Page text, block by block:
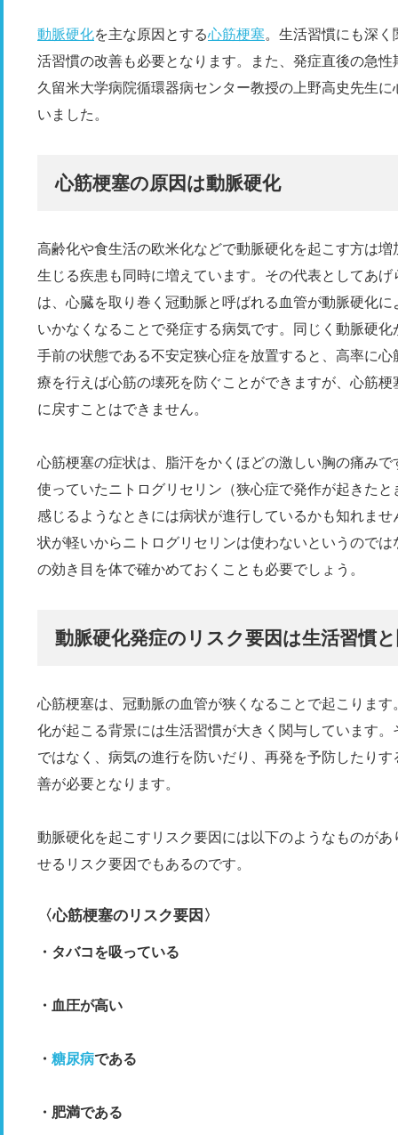
動脈硬化を主な原因とする心筋梗塞。生活習慣にも深
活習慣の改善も必要となります。また、発症直後の急
久留米大学病院循環器病センター教授の上野高史先生
いました。
心筋梗塞の原因は動脈硬化
高齢化や食生活の欧米化などで動脈硬化を起こす方は
生じる疾患も同時に増えています。その代表としてあげ
は、心臓を取り巻く冠動脈と呼ばれる血管が動脈硬化
いかなくなることで発症する病気です。同じく動脈硬
手前の状態である不安定狭心症を放置すると、高率に
療を行えば心筋の壊死を防ぐことができますが、心筋
に戻すことはできません。
心筋梗塞の症状は、脂汗をかくほどの激しい胸の痛み
使っていたニトログリセリン（狭心症で発作が起きた
感じるようなときには病状が進行しているかも知れま
状が軽いからニトログリセリンは使わないというので
の効き目を体で確かめておくことも必要でしょう。
動脈硬化発症のリスク要因は生活習慣
心筋梗塞は、冠動脈の血管が狭くなることで起こりま
化が起こる背景には生活習慣が大きく関与しています
ではなく、病気の進行を防いだり、再発を予防したり
善が必要となります。
動脈硬化を起こすリスク要因には以下のようなものが
せるリスク要因でもあるのです。
〈心筋梗塞のリスク要因〉
・タバコを吸っている
・血圧が高い
・ 糖尿病である
・肥満である